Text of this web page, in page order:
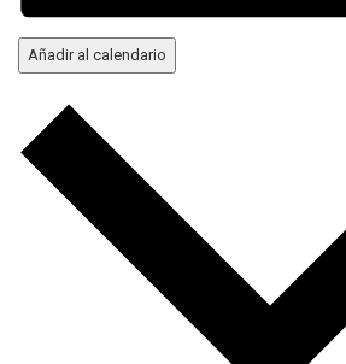
Añadir al calendario